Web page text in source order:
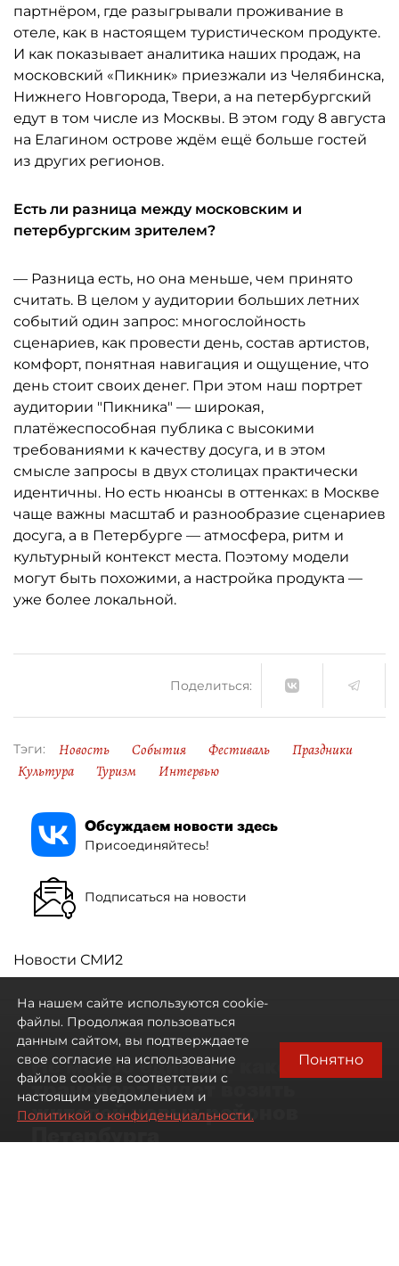
партнёром, где разыгрывали проживание в
отеле, как в настоящем туристическом продукте.
И как показывает аналитика наших продаж, на
московский «Пикник» приезжали из Челябинска,
Нижнего Новгорода, Твери, а на петербургский
едут в том числе из Москвы. В этом году 8 августа
на Елагином острове ждём ещё больше гостей
из других регионов.
Есть ли разница между московским и
петербургским зрителем?
— Разница есть, но она меньше, чем принято
считать. В целом у аудитории больших летних
событий один запрос: многослойность
сценариев, как провести день, состав артистов,
комфорт, понятная навигация и ощущение, что
день стоит своих денег. При этом наш портрет
аудитории "Пикника" — широкая,
платёжеспособная публика с высокими
требованиями к качеству досуга, и в этом
смысле запросы в двух столицах практически
идентичны. Но есть нюансы в оттенках: в Москве
чаще важны масштаб и разнообразие сценариев
досуга, а в Петербурге — атмосфера, ритм и
культурный контекст места. Поэтому модели
могут быть похожими, а настройка продукта —
уже более локальной.
Поделиться:
Тэги: Новость События Фестиваль
Праздники
Культура
Туризм Интервью
Обсуждаем новости здесь
Присоединяйтесь!
Подписаться на новости
Новости СМИ2
Не метро единым: какой
транспорт будет возить
жителей новых районов
Петербурга
На нашем сайте используются cookie-
файлы. Продолжая пользоваться
данным сайтом, вы подтверждаете
свое согласие на использование
файлов cookie в соответствии с
настоящим уведомлением и
Политикой о конфиденциальности.
Понятно